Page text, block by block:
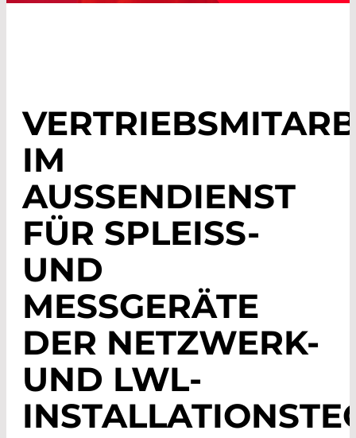
IM
AUSSENDIENST F
ÜR SPLEISS- UN
D ME
SSGERÄTE DE
R NETZWERK- UN
D LWL-IN